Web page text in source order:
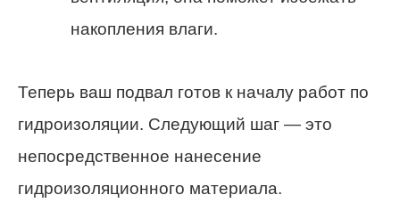
накопления влаги.
Теперь ваш подвал готов к началу работ по
гидроизоляции. Следующий шаг — это
непосредственное нанесение
гидроизоляционного материала.